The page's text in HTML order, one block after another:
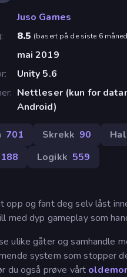
Juso Games
8.5 (basert på de siste 6
mai 2019
Unity 5.6
Nettleser (kun for
Android)
701 Skrekk 90
188 Logikk 559
opp og fant deg selv låst
med dyp gameplay som
ulike gåter og samhandle
system som stopper
du også prøve vårt